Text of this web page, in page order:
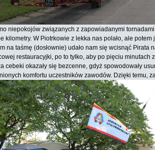
niepokojów związanych z zapowiadanymi
kilometry. W Piotrkowie z lekka nas polało, ale
na taśmę (dosłownie) udało nam się wcisnąć
restauracyjki, po to tylko, aby po pięciu minutach
cebeki okazały się bezcenne, gdyż spowodowały
komfortu uczestników zawodów. Dzięki temu,